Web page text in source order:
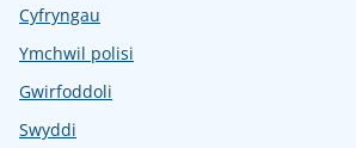
Cyfryngau
Ymchwil polisi
Gwirfoddoli
Swyddi